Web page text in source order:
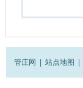
管庄网 站点地图